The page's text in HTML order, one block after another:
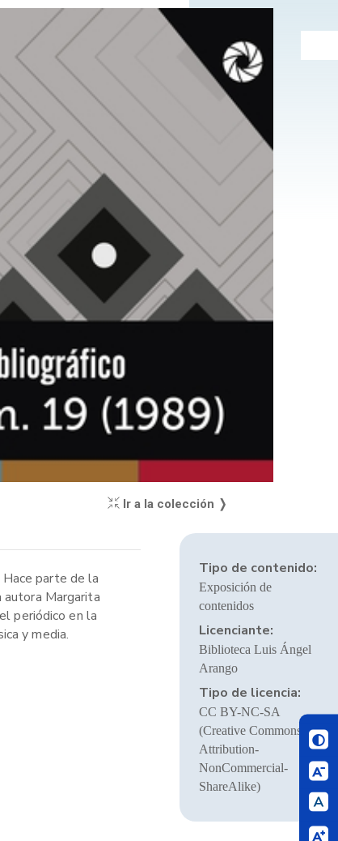
Ir a la colección ❭
parte de la
Margarita
periódico en la
y media.
Tipo de contenido:
Exposición de
contenidos
Licenciante:
Biblioteca Luis Ángel
Arango
Tipo de licencia:
CC BY-NC-SA
(Creative Commons
Attribution-
NonCommercial-
ShareAlike)